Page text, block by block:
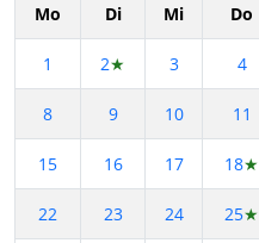
Mo Di Mi Do
1 2★ 3 4
8 9 10 11
15 16 17 18★
22 23 24 25★